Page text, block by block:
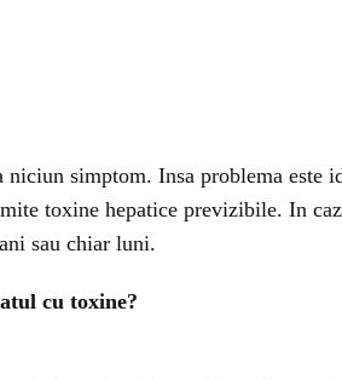
niciun simptom. Insa problema este
toxine hepatice previzibile. In
sau chiar luni.
cu toxine?